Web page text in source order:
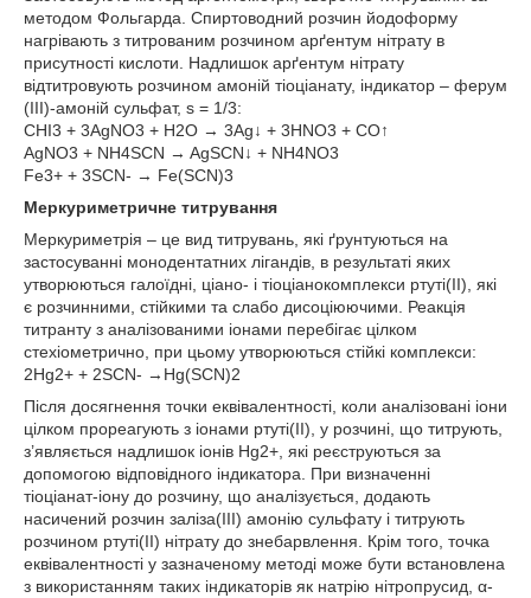
методом Фольгарда. Спиртоводний розчин йодоформу
нагрівають з титрованим розчином арґентум нітрату в
присутності кислоти. Надлишок арґентум нітрату
відтитровують розчином амоній тіоціанату, індикатор – ферум
(III)-амоній сульфат, s = 1/3:
CHI3 + 3AgNO3 + H2O → 3Ag↓ + 3HNO3 + CO↑
AgNO3 + NH4SCN → AgSCN↓ + NH4NO3
Fe3+ + 3SCN- → Fe(SCN)3
Меркуриметричне титрування
Меркуриметрія – це вид титрувань, які ґрунтуються на
застосуванні монодентатних лігандів, в результаті яких
утворюються галоїдні, ціано- і тіоціанокомплекси ртуті(ІІ), які
є розчинними, стійкими та слабо дисоціюючими. Реакція
титранту з аналізованими іонами перебігає цілком
стехіометрично, при цьому утворюються стійкі комплекси:
2Hg2+ + 2SCN- →Hg(SCN)2
Після досягнення точки еквівалентності, коли аналізовані іони
цілком прореагують з іонами ртуті(ІІ), у розчині, що титрують,
з’являється надлишок іонів Hg2+, які реєструються за
допомогою відповідного індикатора. При визначенні
тіоціанат-іону до розчину, що аналізується, додають
насичений розчин заліза(ІІІ) амонію сульфату і титрують
розчином ртуті(ІІ) нітрату до знебарвлення. Крім того, точка
еквівалентності у зазначеному методі може бути встановлена
з використанням таких індикаторів як натрію нітропрусид, α-